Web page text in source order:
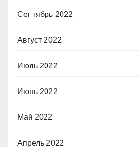
Сентябрь 2022
Август 2022
Июль 2022
Июнь 2022
Май 2022
Апрель 2022